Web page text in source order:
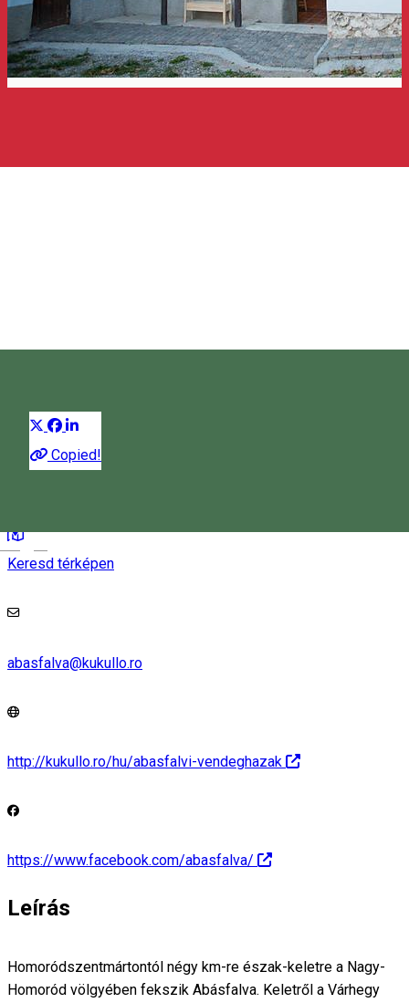
Magyar
Copied!
Keresd térképen
abasfalva@kukullo.ro
http://kukullo.ro/hu/abasfalvi-vendeghazak
https://www.facebook.com/abasfalva/
Leírás
Homoródszentmártontól négy km-re észak-keletre a Nagy-
Homoród völgyében fekszik Abásfalva. Keletről a Várhegy